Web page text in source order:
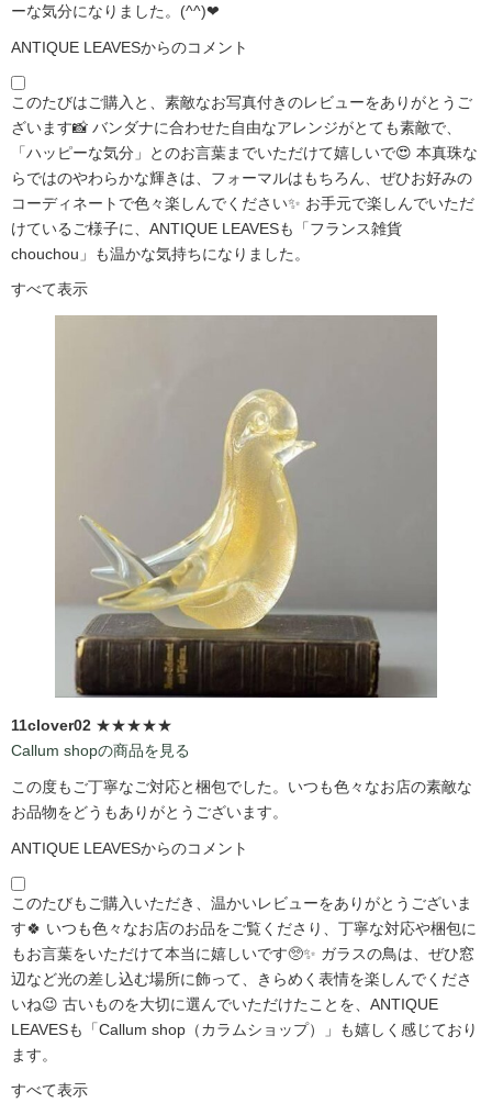
ーな気分になりました。(^^)❤
ANTIQUE LEAVESからのコメント
このたびはご購入と、素敵なお写真付きのレビューをありがとうご
ざいます📸 バンダナに合わせた自由なアレンジがとても素敵で、
「ハッピーな気分」とのお言葉までいただけて嬉しいで😍 本真珠な
らではのやわらかな輝きは、フォーマルはもちろん、ぜひお好みの
コーディネートで色々楽しんでください✨ お手元で楽しんでいただ
けているご様子に、ANTIQUE LEAVESも「フランス雑貨
chouchou」も温かな気持ちになりました。
すべて表示
11clover02 ★★★★★
Callum shopの商品を見る
この度もご丁寧なご対応と梱包でした。いつも色々なお店の素敵な
お品物をどうもありがとうございます。
ANTIQUE LEAVESからのコメント
このたびもご購入いただき、温かいレビューをありがとうございま
す🍀 いつも色々なお店のお品をご覧くださり、丁寧な対応や梱包に
もお言葉をいただけて本当に嬉しいです🥺✨ ガラスの鳥は、ぜひ窓
辺など光の差し込む場所に飾って、きらめく表情を楽しんでくださ
いね😉 古いものを大切に選んでいただけたことを、ANTIQUE
LEAVESも「Callum shop（カラムショップ）」も嬉しく感じており
ます。
すべて表示